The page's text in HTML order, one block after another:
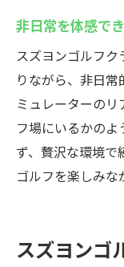
非日常を体感で
スズヨンゴルフ
りながら、非日
ミュレーターの
フ場にいるかの
ず、贅沢な環境で
ゴルフを楽しみな
スズヨンゴ